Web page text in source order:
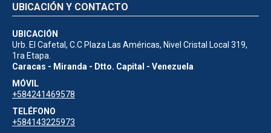
UBICACIÓN Y CONTACTO
UBICACIÓN
Urb. El Cafetal, C.C Plaza Las Américas, Nivel Cristal Local 319,
1ra Etapa.
Caracas - Miranda - Dtto. Capital - Venezuela
MÓVIL
+584241469578
TELÉFONO
+584143225973